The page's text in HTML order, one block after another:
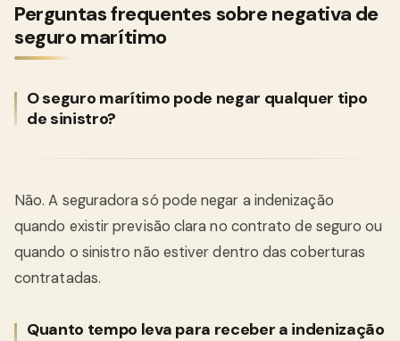
Perguntas frequentes sobre negativa de
seguro marítimo
O seguro marítimo pode negar qualquer tipo
de sinistro?
Não. A seguradora só pode negar a indenização
quando existir previsão clara no contrato de seguro ou
quando o sinistro não estiver dentro das coberturas
contratadas.
Quanto tempo leva para receber a indenização